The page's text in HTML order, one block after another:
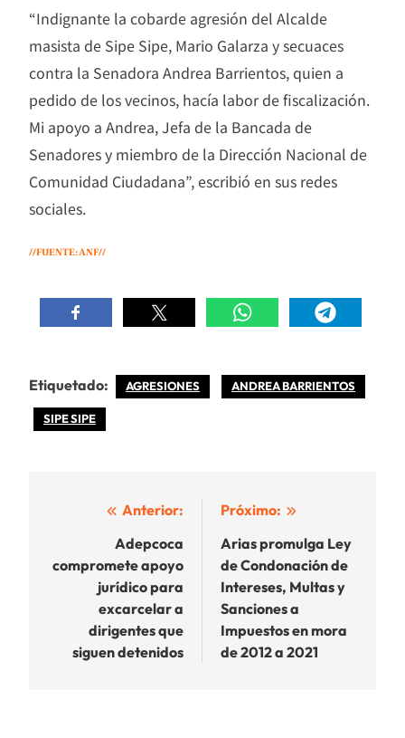
“Indignante la cobarde agresión del Alcalde
masista de Sipe Sipe, Mario Galarza y secuaces
contra la Senadora Andrea Barrientos, quien a
pedido de los vecinos, hacía labor de fiscalización.
Mi apoyo a Andrea, Jefa de la Bancada de
Senadores y miembro de la Dirección Nacional de
Comunidad Ciudadana”, escribió en sus redes
sociales.
//FUENTE: ANF//
Etiquetado: AGRESIONES ANDREA BARRIENTOS
SIPE SIPE
Navegación
entradas
Anterior:
Adepcoca
compromete apoyo
jurídico para
excarcelar a
dirigentes que
siguen detenidos
Próximo:
Arias promulga Ley
de Condonación de
Intereses, Multas y
Sanciones a
Impuestos en mora
de 2012 a 2021